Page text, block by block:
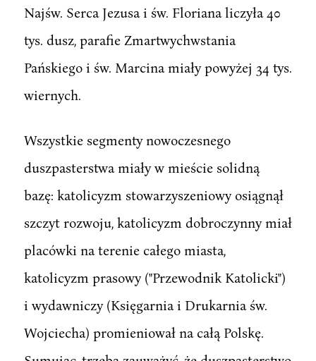
Najśw. Serca Jezusa i św. Floriana liczyła 40
tys. dusz, parafie Zmartwychwstania
Pańskiego i św. Marcina miały powyżej 34 tys.
wiernych.
Wszystkie segmenty nowoczesnego
duszpasterstwa miały w mieście solidną
bazę: katolicyzm stowarzyszeniowy osiągnął
szczyt rozwoju, katolicyzm dobroczynny miał
placówki na terenie całego miasta,
katolicyzm prasowy ("Przewodnik Katolicki")
i wydawniczy (Księgarnia i Drukarnia św.
Wojciecha) promieniował na całą Polskę.